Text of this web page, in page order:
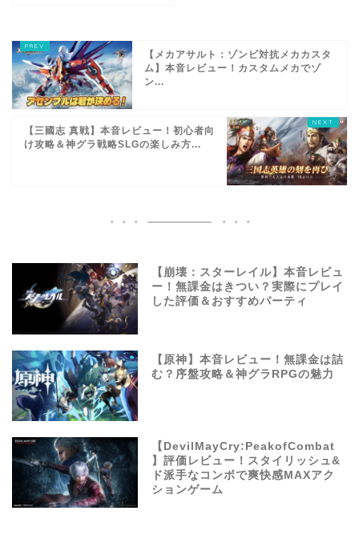
【メカアサルト：ゾンビ対抗メカカスタ
ム】本音レビュー！カスタムメカでゾ
ン...
【三國志 真戦】本音レビュー！初心者向
け攻略＆神グラ戦略SLGの楽しみ方...
【崩壊：スターレイル】本音レビュ
ー！無課金はきつい？実際にプレイ
した評価＆おすすめパーティ
【原神】本音レビュー！無課金は詰
む？序盤攻略＆神グラRPGの魅力
【DevilMayCry:PeakofCombat
】評価レビュー！スタイリッシュ&
ド派手なコンボで爽快感MAXアク
ションゲーム